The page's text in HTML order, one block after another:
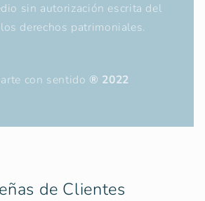
sin autorización escrita del
derechos patrimoniales.
con sentido ® 2022
de Clientes